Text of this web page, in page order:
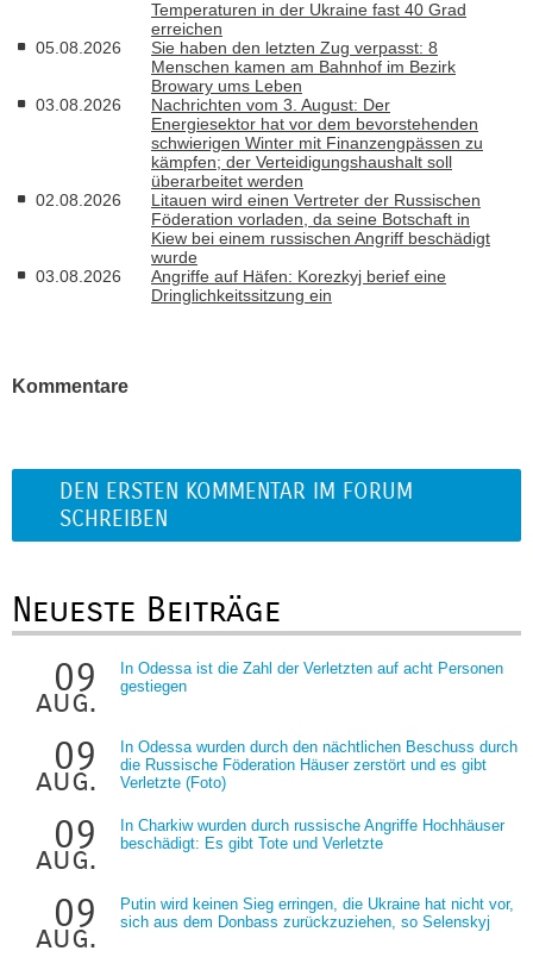
Temperaturen in der Ukraine fast 40 Grad
erreichen
05.08.2026
Sie haben den letzten Zug verpasst: 8
Menschen kamen am Bahnhof im Bezirk
Browary ums Leben
03.08.2026
Nachrichten vom 3. August: Der
Energiesektor hat vor dem bevorstehenden
schwierigen Winter mit Finanzengpässen zu
kämpfen; der Verteidigungshaushalt soll
überarbeitet werden
02.08.2026
Litauen wird einen Vertreter der Russischen
Föderation vorladen, da seine Botschaft in
Kiew bei einem russischen Angriff beschädigt
wurde
03.08.2026
Angriffe auf Häfen: Korezkyj berief eine
Dringlichkeitssitzung ein
Kommentare
DEN ERSTEN KOMMENTAR IM FORUM
SCHREIBEN
Neueste Beiträge
09
aug.
In Odessa ist die Zahl der Verletzten auf acht Personen
gestiegen
09
aug.
In Odessa wurden durch den nächtlichen Beschuss durch
die Russische Föderation Häuser zerstört und es gibt
Verletzte (Foto)
09
aug.
In Charkiw wurden durch russische Angriffe Hochhäuser
beschädigt: Es gibt Tote und Verletzte
09
aug.
Putin wird keinen Sieg erringen, die Ukraine hat nicht vor,
sich aus dem Donbass zurückzuziehen, so Selenskyj